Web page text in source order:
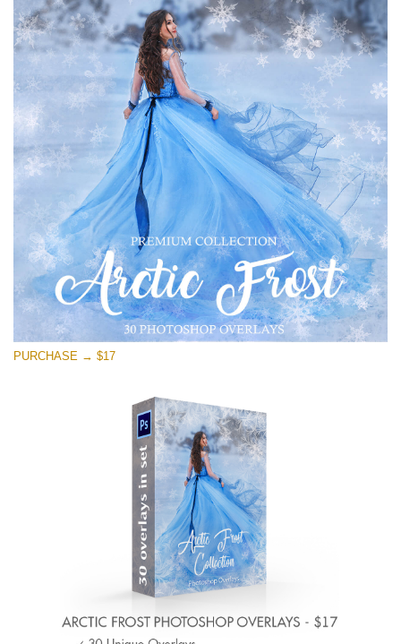
(290 Overlays)
Large 6000*4000px
Entire Collection
(1783 Overlays)
Large 6000*4000px
Descarga gratis
PURCHASE → $17